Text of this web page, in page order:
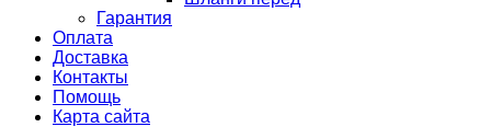
Гарантия
Оплата
Доставка
Контакты
Помощь
Карта сайта